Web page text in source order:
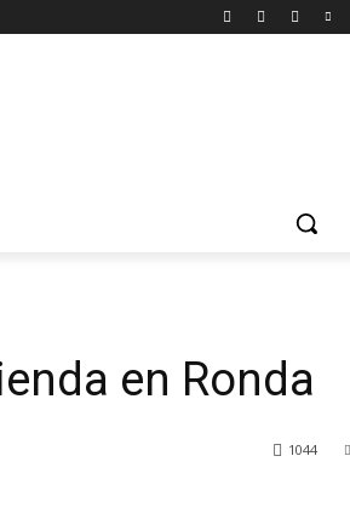
en Ronda
1044